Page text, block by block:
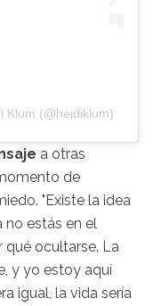
Klum (@heidiklum)
a otras
de
"Existe la idea
no estás en el
qué ocultarse. La
y yo estoy aquí
igual, la vida sería